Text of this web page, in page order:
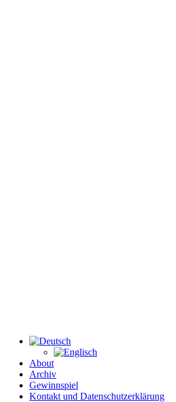
About
Archiv
Gewinnspiel
Kontakt und Datenschutzerklärung